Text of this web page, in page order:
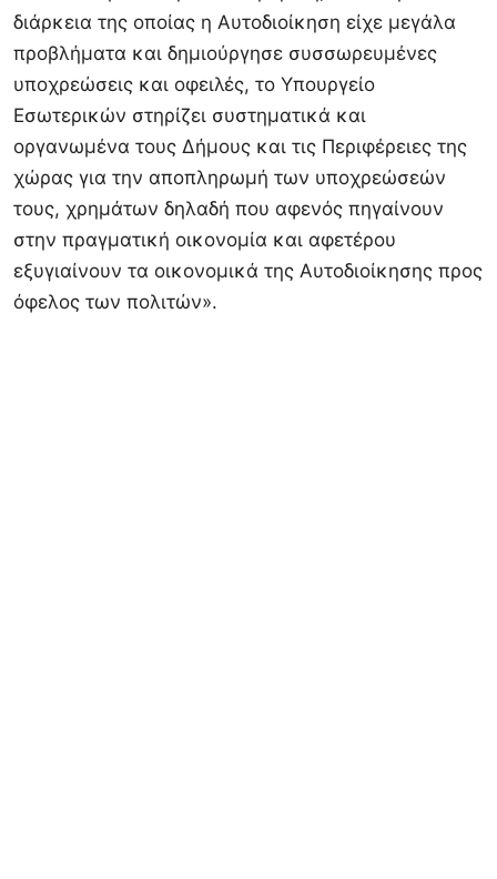
διάρκεια της οποίας η Αυτοδιοίκηση είχε μεγάλα
προβλήματα και δημιούργησε συσσωρευμένες
υποχρεώσεις και οφειλές, το Υπουργείο
Εσωτερικών στηρίζει συστηματικά και
οργανωμένα τους Δήμους και τις Περιφέρειες της
χώρας για την αποπληρωμή των υποχρεώσεών
τους, χρημάτων δηλαδή που αφενός πηγαίνουν
στην πραγματική οικονομία και αφετέρου
εξυγιαίνουν τα οικονομικά της Αυτοδιοίκησης προς
όφελος των πολιτών».